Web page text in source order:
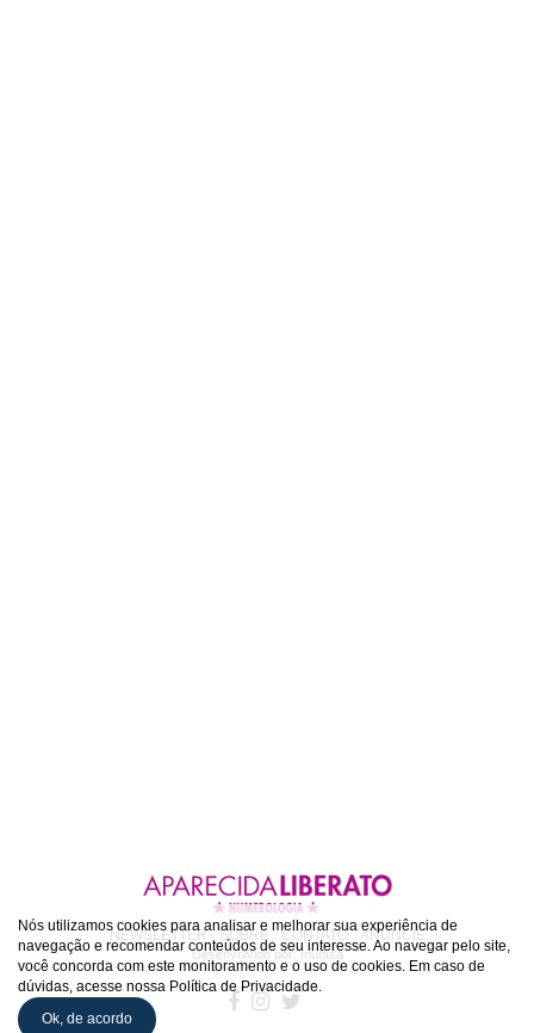
NEWSLETTER SOBRE CONTATO ANUNCIE
Desenvolvido por:mufasa
Nós utilizamos cookies para analisar e melhorar sua experiência de
navegação e recomendar conteúdos de seu interesse. Ao navegar pelo site,
você concorda com este monitoramento e o uso de cookies. Em caso de
dúvidas, acesse nossa Política de Privacidade.
Ok, de acordo